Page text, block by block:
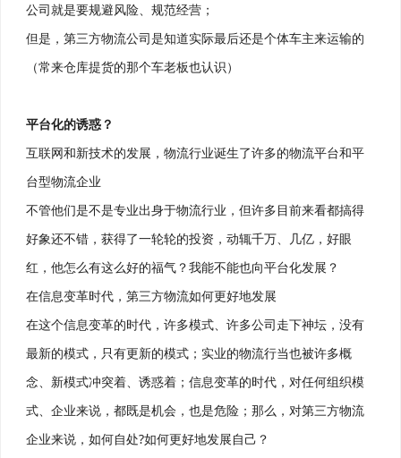
公司就是要规避风险、规范经营；
但是，第三方物流公司是知道实际最后还是个体车主来运输的
（常来仓库提货的那个车老板也认识）
平台化的诱惑？
互联网和新技术的发展，物流行业诞生了许多的物流平台和平
台型物流企业
不管他们是不是专业出身于物流行业，但许多目前来看都搞得
好象还不错，获得了一轮轮的投资，动辄千万、几亿，好眼
红，他怎么有这么好的福气？我能不能也向平台化发展？
在信息变革时代，第三方物流如何更好地发展
在这个信息变革的时代，许多模式、许多公司走下神坛，没有
最新的模式，只有更新的模式；实业的物流行当也被许多概
念、新模式冲突着、诱惑着；信息变革的时代，对任何组织模
式、企业来说，都既是机会，也是危险；那么，对第三方物流
企业来说，如何自处?如何更好地发展自己？